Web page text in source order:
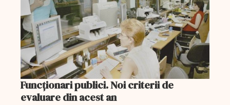
Funcționari publici. Noi criterii de
evaluare din acest an